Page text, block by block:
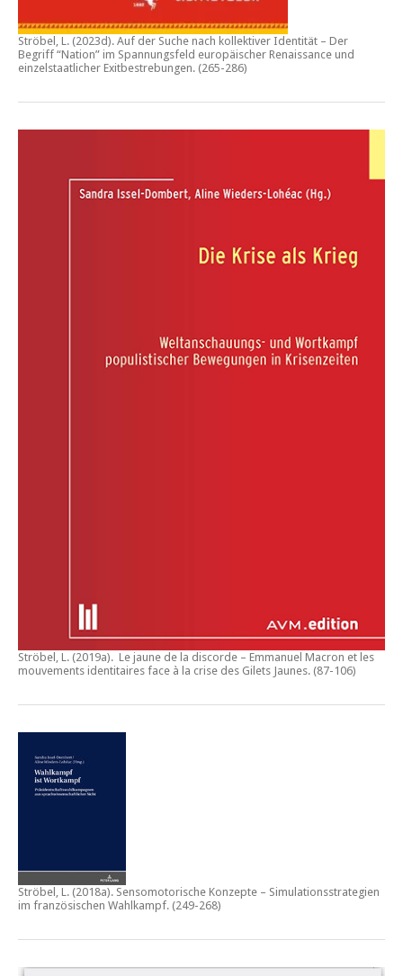
Ströbel, L. (2023d). Auf der Suche nach kollektiver Identität – Der
Begriff “Nation” im Spannungsfeld europäischer Renaissance und
einzelstaatlicher Exitbestrebungen. (265-286)
Ströbel, L. (2019a). Le jaune de la discorde – Emmanuel Macron et les
mouvements identitaires face à la crise des Gilets Jaunes. (87-106)
Ströbel, L. (2018a). Sensomotorische Konzepte – Simulationsstrategien
im französischen Wahlkampf. (249-268)